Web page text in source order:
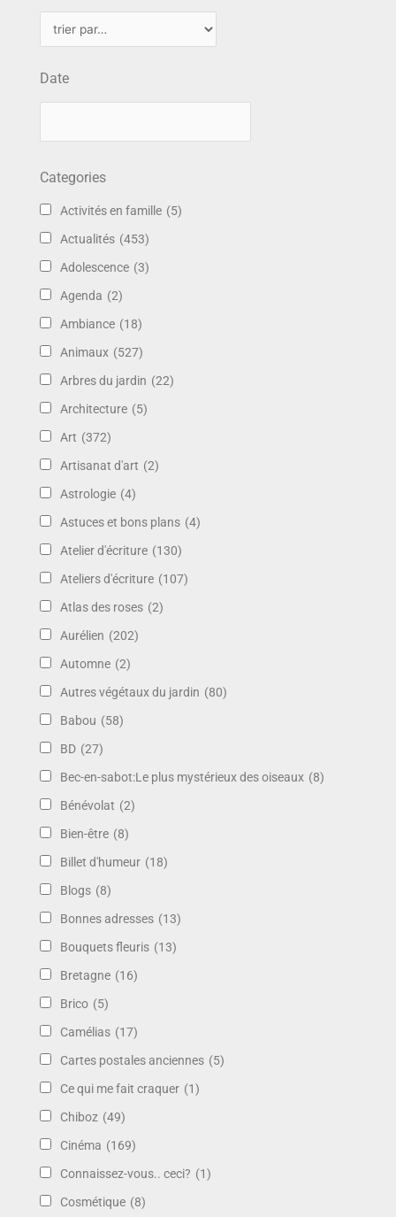
Date
Categories
Activités en famille (5)
Actualités (453)
Adolescence (3)
Agenda (2)
Ambiance (18)
Animaux (527)
Arbres du jardin (22)
Architecture (5)
Art (372)
Artisanat d'art (2)
Astrologie (4)
Astuces et bons plans (4)
Atelier d'écriture (130)
Ateliers d'écriture (107)
Atlas des roses (2)
Aurélien (202)
Automne (2)
Autres végétaux du jardin (80)
Babou (58)
BD (27)
Bec-en-sabot:Le plus mystérieux des oiseaux (8)
Bénévolat (2)
Bien-être (8)
Billet d'humeur (18)
Blogs (8)
Bonnes adresses (13)
Bouquets fleuris (13)
Bretagne (16)
Brico (5)
Camélias (17)
Cartes postales anciennes (5)
Ce qui me fait craquer (1)
Chiboz (49)
Cinéma (169)
Connaissez-vous.. ceci? (1)
Cosmétique (8)